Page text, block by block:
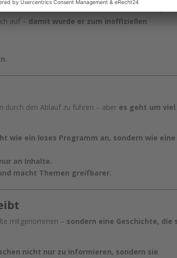
das Publikum war sofort wieder in der Story
auf – damit wurde er zum inoffiziellen
durch den Ablauf zu führen – aber es geht um viel
wie ein loses Programm an, sondern wie eine
an Inhalte.
macht Themen greifbarer.
mitgenommen – sondern eine Geschichte, die
nicht nur zu informieren, sondern sie